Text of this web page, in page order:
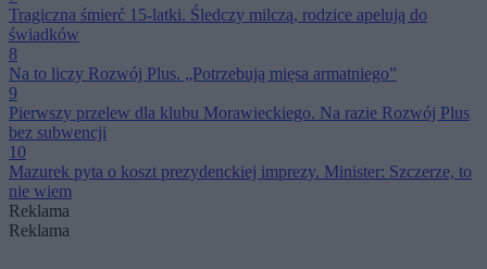
Tragiczna śmierć 15-latki. Śledczy milczą, rodzice apelują do
świadków
8
Na to liczy Rozwój Plus. „Potrzebują mięsa armatniego”
9
Pierwszy przelew dla klubu Morawieckiego. Na razie Rozwój Plus
bez subwencji
10
Mazurek pyta o koszt prezydenckiej imprezy. Minister: Szczerze, to
nie wiem
Reklama
Reklama